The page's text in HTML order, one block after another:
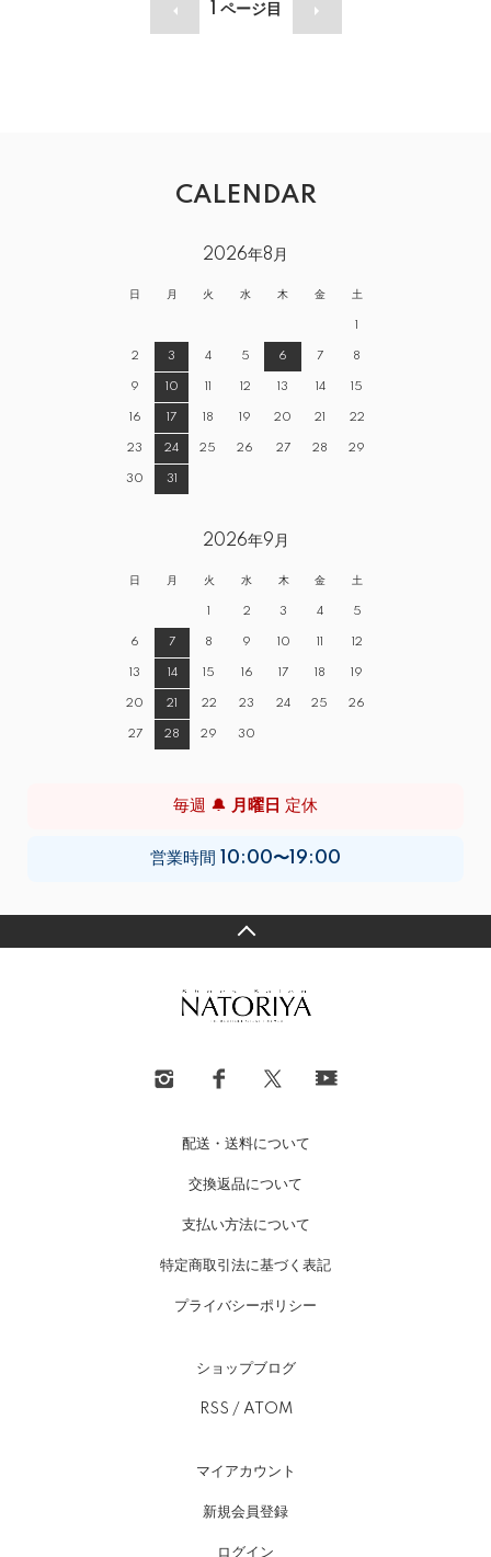
ページ目
CALENDAR
2026年8月
日 月 火 水 木 金 土
1
2 3 4 5 6 7 8
9 10 11 12 13 14 15
16 17 18 19 20 21 22
23 24 25 26 27 28 29
30 31
2026年9月
日 月 火 水 木 金 土
1 2 3 4 5
6 7 8 9 10 11 12
13 14 15 16 17 18 19
20 21 22 23 24 25 26
27 28 29 30
毎週 🔔 月曜日 定休
営業時間 10:00〜19:00
配送・送料について
交換返品について
支払い方法について
特定商取引法に基づく表記
プライバシーポリシー
ショップブログ
RSS / ATOM
マイアカウント
新規会員登録
ログイン